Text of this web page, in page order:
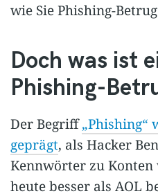
wie Sie Phishing-
Doch was ist
Phishing-
Der Begriff„Phishing“
geprägt, als Hacker
Kennwörter zu Konten
heute besser als AOL